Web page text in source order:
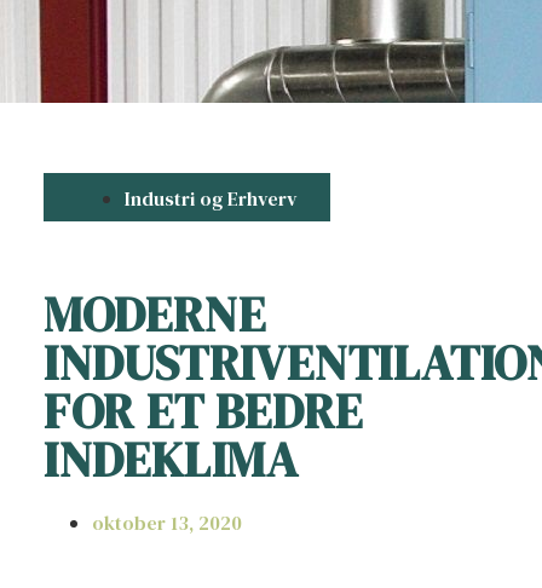
Industri og Erhverv
MODERNE
FOR ET BEDRE
INDEKLIMA
oktober 13, 2020